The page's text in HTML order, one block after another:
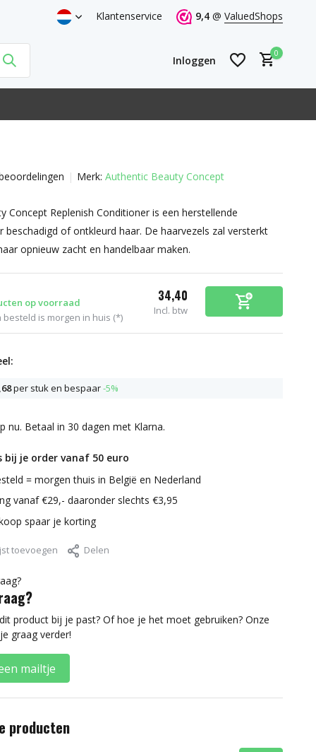
Klantenservice 9,4 @ ValuedShops
Inloggen
Account aanmaken
0
Merk: Authentic Beauty Concept
Concept Replenish Conditioner is een herstellende
beschadigd of ontkleurd haar. De haarvezels zal versterkt
opnieuw zacht en handelbaar maken.
op voorraad
besteld is morgen in huis (*)
34,40
Incl. btw
per stuk en bespaar-5%
nu. Betaal in 30 dagen met Klarna.
bij je order vanaf 50 euro
= morgen thuis in België en Nederland
vanaf €29,- daaronder slechts €3,95
spaar je korting
toevoegen Delen
product bij je past? Of hoe je het moet gebruiken? Onze
graag verder!
mailtje
producten